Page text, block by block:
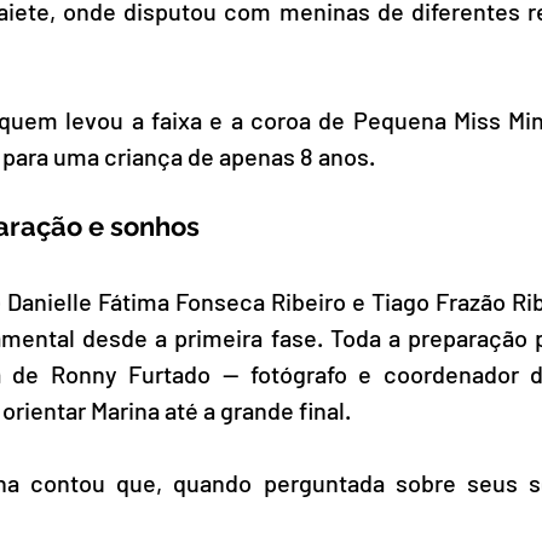
onde disputou com meninas de diferentes
levou a faixa e a coroa de Pequena Miss
uma criança de apenas 8 anos.
e sonhos
Fátima Fonseca Ribeiro e Tiago Frazão
desde a primeira fase. Toda a preparação
Ronny Furtado — fotógrafo e coordenador
Marina até a grande final.
contou que, quando perguntada sobre seus